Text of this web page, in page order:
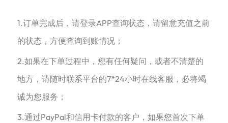
1.订单完成后，请登录APP查询状态，请留意充值之前
的状态，方便查询到账情况；
2.如果在下单过程中，您有任何疑问，或者不清楚的
地方，请随时联系平台的7*24小时在线客服，必将竭
诚为您服务；
3.通过PayPal和信用卡付款的客户，如果您首次下单